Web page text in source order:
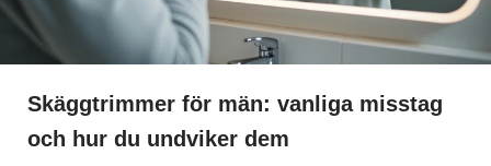
Skäggtrimmer för män: vanliga misstag
och hur du undviker dem